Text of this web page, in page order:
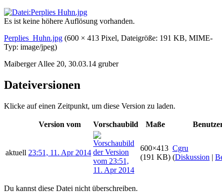
Es ist keine höhere Auflösung vorhanden.
Perplies_Huhn.jpg (600 × 413 Pixel, Dateigröße: 191 KB, MIME-
Typ: image/jpeg)
Maiberger Allee 20, 30.03.14 gruber
Dateiversionen
Klicke auf einen Zeitpunkt, um diese Version zu laden.
Version vom Vorschaubild Maße
aktuell 23:51, 11. Apr 2014
600×413
(191 KB)
Cgru
(Diskussion |
Du kannst diese Datei nicht überschreiben.